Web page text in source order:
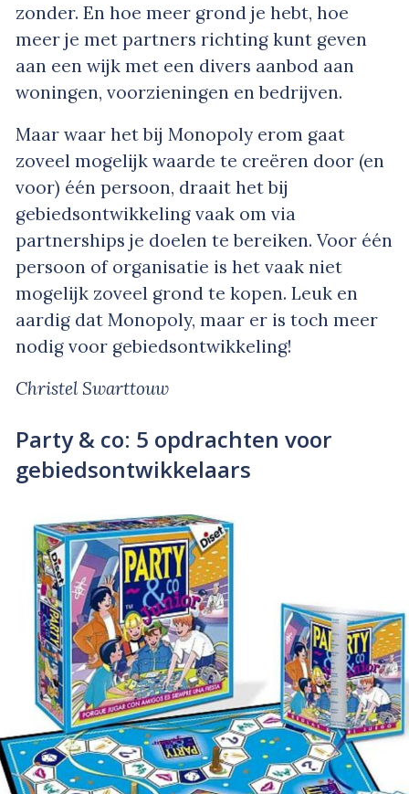
zonder. En hoe meer grond je hebt, hoe
meer je met partners richting kunt geven
aan een wijk met een divers aanbod aan
woningen, voorzieningen en bedrijven.
Maar waar het bij Monopoly erom gaat
zoveel mogelijk waarde te creëren door (en
voor) één persoon, draait het bij
gebiedsontwikkeling vaak om via
partnerships je doelen te bereiken. Voor één
persoon of organisatie is het vaak niet
mogelijk zoveel grond te kopen. Leuk en
aardig dat Monopoly, maar er is toch meer
nodig voor gebiedsontwikkeling!
Christel Swarttouw
Party & co: 5 opdrachten voor
gebiedsontwikkelaars